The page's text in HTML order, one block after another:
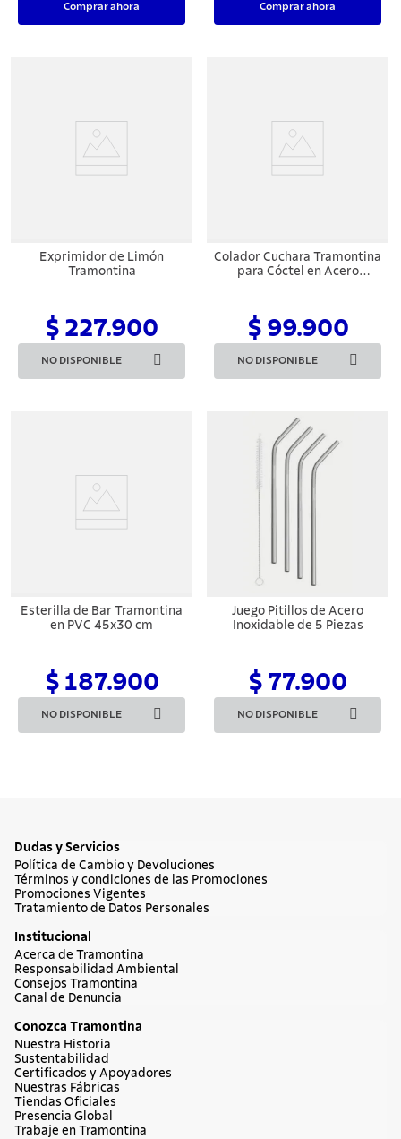
Comprar ahora Comprar ahora
Exprimidor de Limón
Tramontina
$ 227.900
NO DISPONIBLE
Colador Cuchara Tramontina
para Cóctel en Acero
$ 99.900
NO DISPONIBLE
Esterilla de Bar Tramontina
en PVC 45x30 cm
$ 187.900
NO DISPONIBLE
Juego Pitillos de Acero
Inoxidable de 5 Piezas
$ 77.900
NO DISPONIBLE
Dudas y Servicios
Política de Cambio y Devoluciones
Términos y condiciones de las Promociones
Promociones Vigentes
Tratamiento de Datos Personales
Institucional
Acerca de Tramontina
Responsabilidad Ambiental
Consejos Tramontina
Canal de Denuncia
Conozca Tramontina
Nuestra Historia
Sustentabilidad
Certificados y Apoyadores
Nuestras Fábricas
Tiendas Oficiales
Presencia Global
Trabaje en Tramontina